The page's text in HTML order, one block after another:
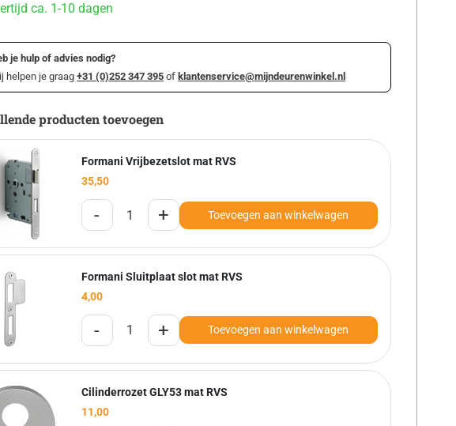
ca. 1-10 dagen
je hulp of advies nodig?
helpen je graag+31 (0)252 347 395 of klantenservice@mijndeurenwinkel.nl
producten toevoegen
Formani Vrijbezetslot mat RVS
35,50
- + Toevoegen aan winkelwagen
Formani Sluitplaat slot mat RVS
4,00
- + Toevoegen aan winkelwagen
Cilinderrozet GLY53 mat RVS
11,00